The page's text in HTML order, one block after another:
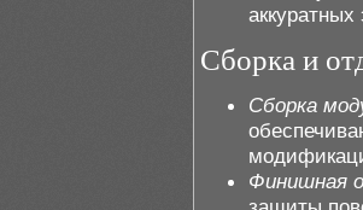
Сборка и
Сборка
Финишная